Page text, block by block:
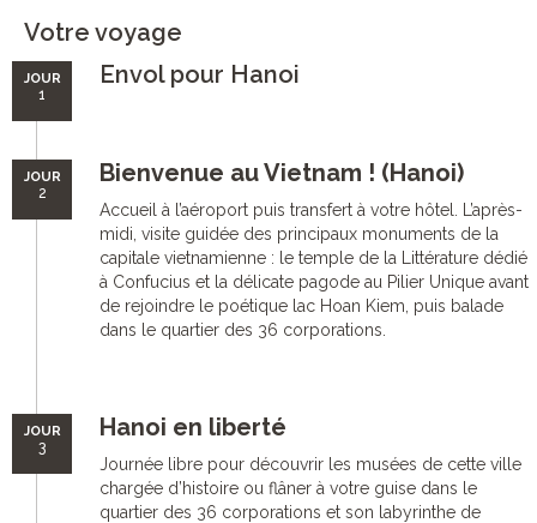
Votre voyage
JOUR
1
Envol pour Hanoi
JOUR
2
Bienvenue au Vietnam ! (Hanoi)
Accueil à l’aéroport puis transfert à votre hôtel. L’après-
midi, visite guidée des principaux monuments de la
capitale vietnamienne : le temple de la Littérature dédié
à Confucius et la délicate pagode au Pilier Unique avant
de rejoindre le poétique lac Hoan Kiem, puis balade
dans le quartier des 36 corporations.
JOUR
3
Hanoi en liberté
Journée libre pour découvrir les musées de cette ville
chargée d’histoire ou flâner à votre guise dans le
quartier des 36 corporations et son labyrinthe de